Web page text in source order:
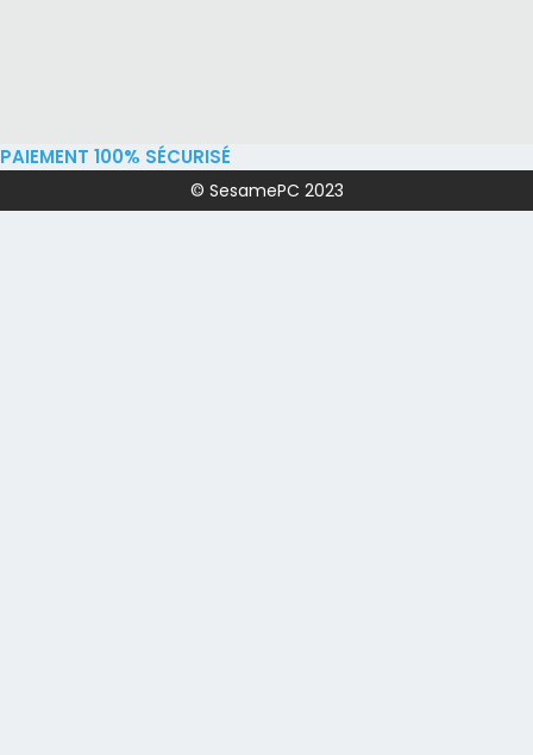
PAIEMENT 100% SÉCURISÉ
© SesamePC 2023